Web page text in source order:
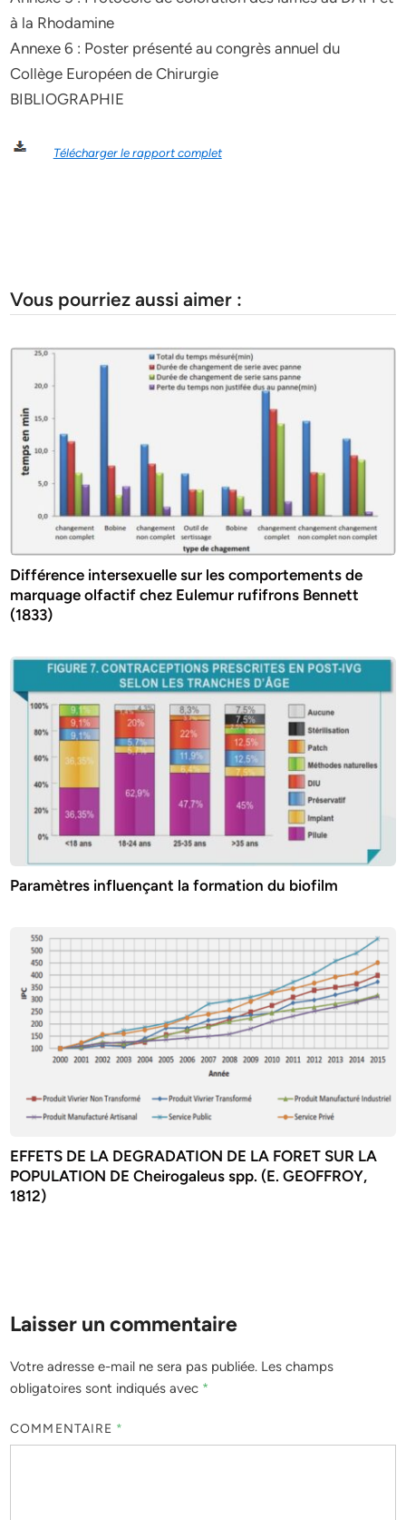
à la Rhodamine
Annexe 6 : Poster présenté au congrès annuel du
Collège Européen de Chirurgie
BIBLIOGRAPHIE
Télécharger le rapport complet
Vous pourriez aussi aimer :
Différence intersexuelle sur les comportements de
marquage olfactif chez Eulemur rufifrons Bennett
(1833)
Paramètres influençant la formation du biofilm
EFFETS DE LA DEGRADATION DE LA FORET SUR LA
POPULATION DE Cheirogaleus spp. (E. GEOFFROY,
1812)
Laisser un commentaire
Votre adresse e-mail ne sera pas publiée. Les champs
obligatoires sont indiqués avec *
COMMENTAIRE *